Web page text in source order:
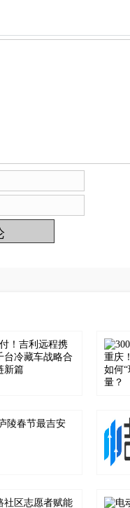
！吉利远程携
台冷藏车战略合
新篇
陵春节最吉安
社区志愿者赋能